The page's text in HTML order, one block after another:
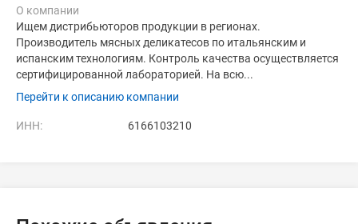
О компании
Ищем дистрибьюторов продукции в регионах.
Производитель мясных деликатесов по итальянским и
испанским технологиям. Контроль качества осуществляется
сертифицированной лабораторией. На всю...
Перейти к описанию компании
ИНН: 6166103210